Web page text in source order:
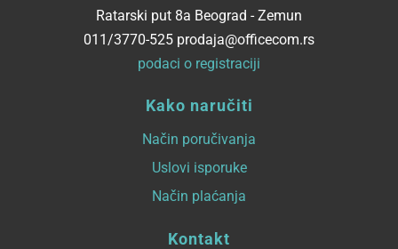
Ratarski put 8a Beograd - Zemun
011/3770-525 prodaja@officecom.rs
podaci o registraciji
Kako naručiti
Način poručivanja
Uslovi isporuke
Način plaćanja
Kontakt